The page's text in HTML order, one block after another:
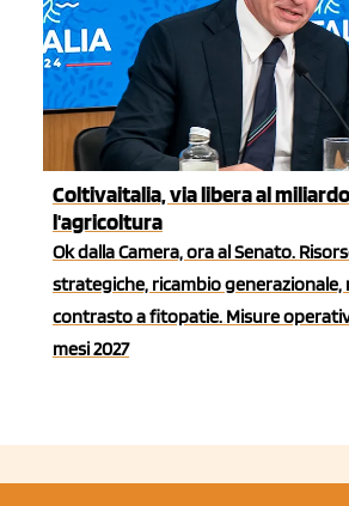
Coltivaitalia, via libera al
l'agricoltura
Ok dalla Camera, ora al Senato.
strategiche, ricambio generazionale,
contrasto a fitopatie. Misure
mesi 2027